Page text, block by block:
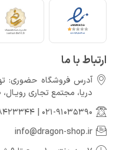
ارتباط با ما
آدرس فروشگاه حضوری:
دريا، مجتمع تجارى رويـال، طبقه اول،
021-91035390
info@dragon-shop.ir